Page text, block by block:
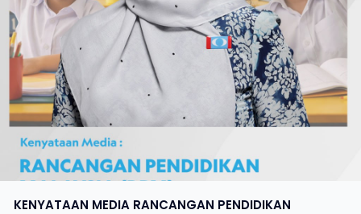
KENYATAAN MEDIA RANCANGAN PENDIDIKAN